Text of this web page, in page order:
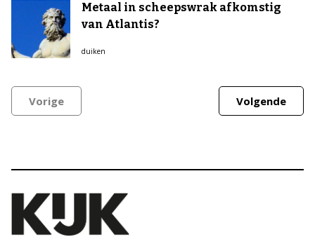
Metaal in scheepswrak afkomstig
van Atlantis?
duiken
Vorige Volgende